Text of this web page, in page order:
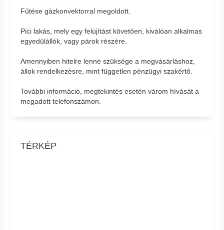
Fűtése gázkonvektorral megoldott.
Pici lakás, mely egy felújítást követően, kiválóan alkalmas
egyedülállók, vagy párok részére.
Amennyiben hitelre lenne szüksége a megvásárláshoz,
állok rendelkezésre, mint független pénzügyi szakértő.
További információ, megtekintés esetén várom hívását a
megadott telefonszámon.
TÉRKÉP